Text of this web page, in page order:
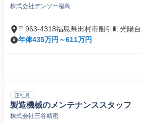
株式会社デンソー福島
〒963-4318福島県田村市船引町光陽台
年俸435万円～611万円
正社員
製造機械のメンテナンススタッフ
株式会社三谷精密